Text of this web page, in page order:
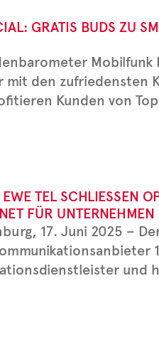
GRATIS BUDS ZU
Mobilfunk
mit den zufriedensten
Kunden von
TEL SCHLIESSEN
FÜR UNTERNEHMEN
17. Juni 2025 –